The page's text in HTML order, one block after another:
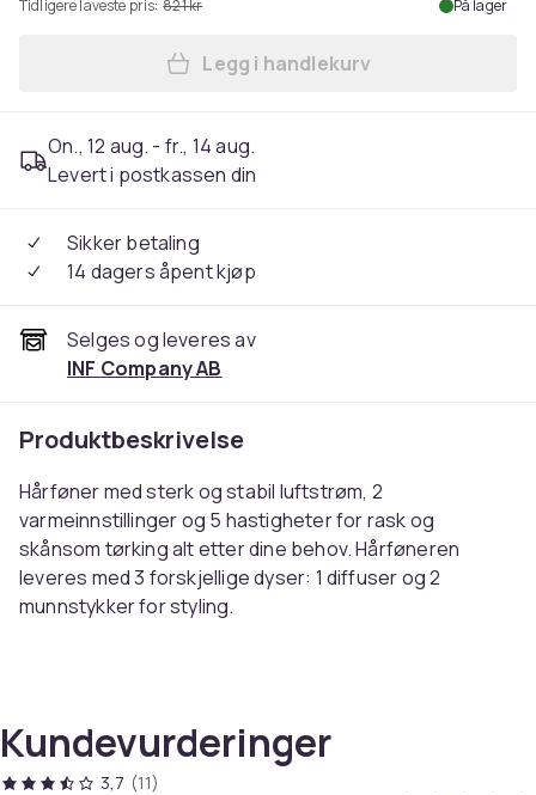
Tidligere laveste pris: 821 kr På lager
Legg Hårføner med
Legg i handlekurv
On., 12 aug. - fr., 14 aug.
Levert i postkassen din
Sikker betaling
14 dagers åpent kjøp
Selges og leveres av
INF Company AB
Produktbeskrivelse
Hårføner med sterk og stabil luftstrøm, 2
varmeinnstillinger og 5 hastigheter for rask og
skånsom tørking alt etter dine behov. Hårføneren
leveres med 3 forskjellige dyser: 1 diffuser og 2
munnstykker for styling.
Materiale: ABS
Effekt: 2000 W
Kundevurderinger
3,7 (11)